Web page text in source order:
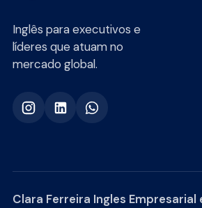
Inglês para executivos e
líderes que atuam no
mercado global.
Clara Ferreira Ingles Empresarial